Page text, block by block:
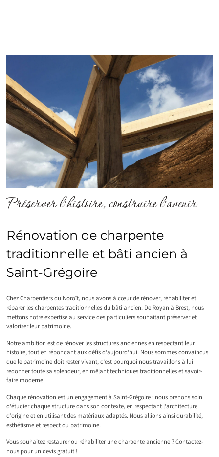
Préserver l’histoire, construire l’avenir
Rénovation de charpente
traditionnelle et bâti ancien à
Saint-Grégoire
Chez Charpentiers du Noroît, nous avons à cœur de rénover, réhabiliter et
réparer les charpentes traditionnelles du bâti ancien. De Royan à Brest, nous
mettons notre expertise au service des particuliers souhaitant préserver et
valoriser leur patrimoine.
Notre ambition est de rénover les structures anciennes en respectant leur
histoire, tout en répondant aux défis d’aujourd’hui. Nous sommes convaincus
que le patrimoine doit rester vivant, c’est pourquoi nous travaillons à lui
redonner toute sa splendeur, en mêlant techniques traditionnelles et savoir-
faire moderne.
Chaque rénovation est un engagement à Saint-Grégoire : nous prenons soin
d’étudier chaque structure dans son contexte, en respectant l’architecture
d’origine et en utilisant des matériaux adaptés. Nous allions ainsi durabilité,
esthétisme et respect du patrimoine.
Vous souhaitez restaurer ou réhabiliter une charpente ancienne ? Contactez-
nous pour un devis gratuit !